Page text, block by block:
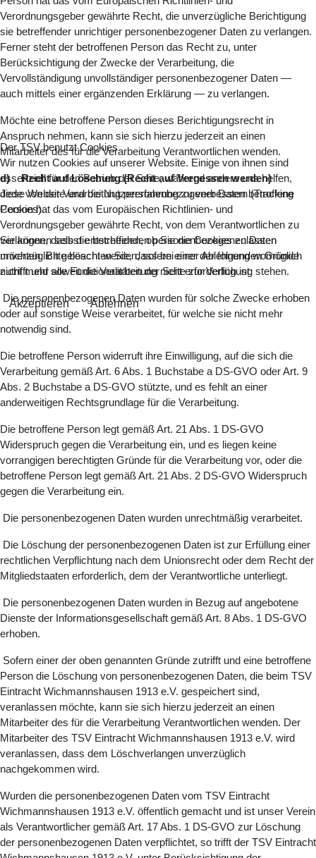
Verordnungsgeber gewährte Recht, die unverzügliche Berichtigung
sie betreffender unrichtiger personenbezogener Daten zu verlangen.
Ferner steht der betroffenen Person das Recht zu, unter
Berücksichtigung der Zwecke der Verarbeitung, die
Vervollständigung unvollständiger personenbezogener Daten —
auch mittels einer ergänzenden Erklärung — zu verlangen.
Möchte eine betroffene Person dieses Berichtigungsrecht in
Anspruch nehmen, kann sie sich hierzu jederzeit an einen
Mitarbeiter des für die Verarbeitung Verantwortlichen wenden.
d) Recht auf Löschung (Recht auf Vergessen werden)
Jede von der Verarbeitung personenbezogener Daten betroffene
Person hat das vom Europäischen Richtlinien- und
Verordnungsgeber gewährte Recht, von dem Verantwortlichen zu
verlangen, dass die betreffenden personenbezogenen Daten
unverzüglich gelöscht werden, sofern einer der folgenden Gründe
zutrifft und soweit die Verarbeitung nicht erforderlich ist:
Die personenbezogenen Daten wurden für solche Zwecke erhoben
oder auf sonstige Weise verarbeitet, für welche sie nicht mehr
notwendig sind.
Die betroffene Person widerruft ihre Einwilligung, auf die sich die
Verarbeitung gemäß Art. 6 Abs. 1 Buchstabe a DS-GVO oder Art. 9
Abs. 2 Buchstabe a DS-GVO stützte, und es fehlt an einer
anderweitigen Rechtsgrundlage für die Verarbeitung.
Die betroffene Person legt gemäß Art. 21 Abs. 1 DS-GVO
Widerspruch gegen die Verarbeitung ein, und es liegen keine
vorrangigen berechtigten Gründe für die Verarbeitung vor, oder die
betroffene Person legt gemäß Art. 21 Abs. 2 DS-GVO Widerspruch
gegen die Verarbeitung ein.
Die personenbezogenen Daten wurden unrechtmäßig verarbeitet.
Die Löschung der personenbezogenen Daten ist zur Erfüllung einer
rechtlichen Verpflichtung nach dem Unionsrecht oder dem Recht der
Mitgliedstaaten erforderlich, dem der Verantwortliche unterliegt.
Die personenbezogenen Daten wurden in Bezug auf angebotene
Dienste der Informationsgesellschaft gemäß Art. 8 Abs. 1 DS-GVO
erhoben.
Sofern einer der oben genannten Gründe zutrifft und eine betroffene
Person die Löschung von personenbezogenen Daten, die beim TSV
Eintracht Wichmannshausen 1913 e.V. gespeichert sind,
veranlassen möchte, kann sie sich hierzu jederzeit an einen
Mitarbeiter des für die Verarbeitung Verantwortlichen wenden. Der
Mitarbeiter des TSV Eintracht Wichmannshausen 1913 e.V. wird
veranlassen, dass dem Löschverlangen unverzüglich
nachgekommen wird.
Wurden die personenbezogenen Daten vom TSV Eintracht
Wichmannshausen 1913 e.V. öffentlich gemacht und ist unser Verein
als Verantwortlicher gemäß Art. 17 Abs. 1 DS-GVO zur Löschung
der personenbezogenen Daten verpflichtet, so trifft der TSV Eintracht
Der TSV benutzt Cookies
Wir nutzen Cookies auf unserer Website. Einige von ihnen sind
essenziell für den Betrieb der Seite, während andere uns helfen,
diese Website und die Nutzererfahrung zu verbessern (Tracking
Cookies).
Sie können selbst entscheiden, ob Sie die Cookies zulassen
möchten. Bitte beachten Sie, dass bei einer Ablehnung womöglich
nicht mehr alle Funktionalitäten der Seite zur Verfügung stehen.
Akzeptieren Ablehnen